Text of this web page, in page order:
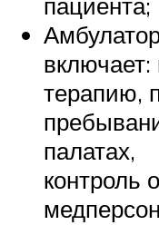
терапию,
палатах,
контроль